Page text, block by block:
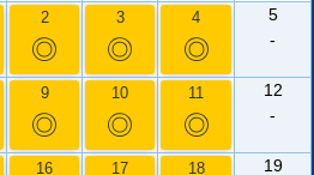
2
◎
3
◎
4
◎
5
-
9
◎
10
◎
11
◎
12
-
16 17 18
19